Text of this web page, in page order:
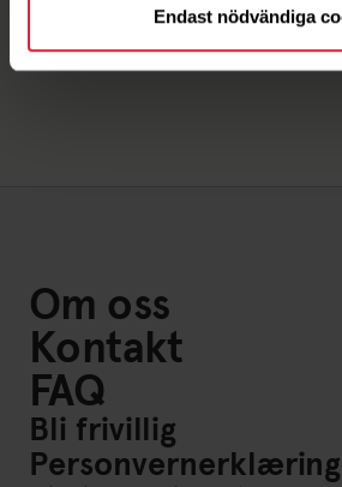
Endast nödvändiga
Om oss
Kontakt
FAQ
Bli frivillig
Personvernerklæring